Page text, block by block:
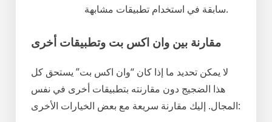
سابقة في استخدام تطبيقات مشابهة.
مقارنة بين وان اكس بت وتطبيقات أخرى
لا يمكن تحديد ما إذا كان “وان اكس بت” يستحق كل
هذا الضجيج دون مقارنته بتطبيقات أخرى في نفس
المجال. إليك مقارنة سريعة مع بعض الخيارات الأخرى: